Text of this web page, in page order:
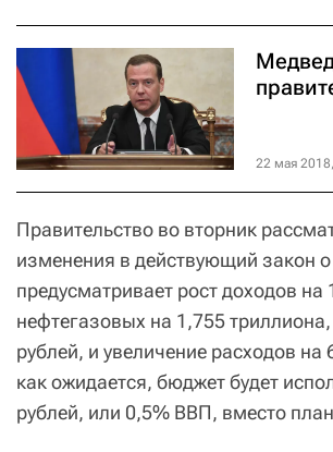
22 мая
Правительство во вторник
изменения в действующий закон
предусматривает рост доходов
нефтегазовых на 1,755
рублей, и увеличение расходов
как ожидается, бюджет будет
рублей, или 0,5% ВВП, вместо